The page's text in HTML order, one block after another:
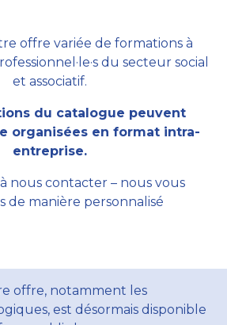
offre variée de formations à
du secteur social
et associatif.
du catalogue peuvent
organisées en format intra-
entreprise.
à nous contacter – nous vous
de manière personnalisé
offre, notamment les
est désormais disponible